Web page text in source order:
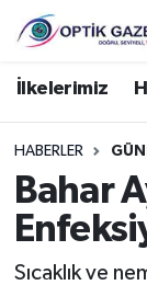
İlkelerimiz
HABERLER
Bahar
Sıcaklık ve
Nöbetçi
Hava
İstanbul
Trafik